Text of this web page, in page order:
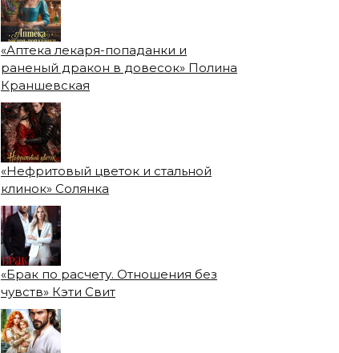
«Аптека лекаря-попаданки и
раненый дракон в довесок» Полина
Краншевская
«Нефритовый цветок и стальной
клинок» Солянка
«Брак по расчету. Отношения без
чувств» Кэти Свит